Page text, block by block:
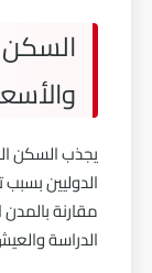
السكن
يجذب السكن
الدوليين
مقارنة
الدراسة